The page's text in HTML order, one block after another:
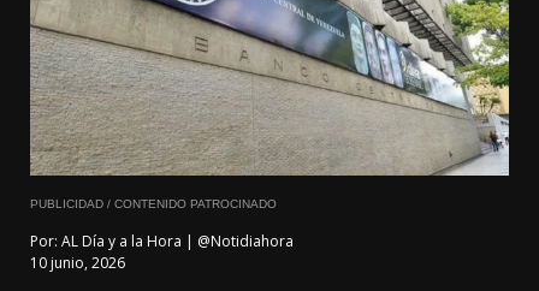
PUBLICIDAD / CONTENIDO PATROCINADO
Por: AL Día y a la Hora | @Notidiahora
10 junio, 2026